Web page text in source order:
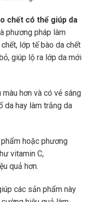
chết có thể giúp da
phương pháp làm
lớp tế bào da chết
giúp lộ ra lớp da mới
hơn và có vẻ sáng
da hay làm trắng da
hoặc phương
vitamin C,
quả hơn.
các sản phẩm này